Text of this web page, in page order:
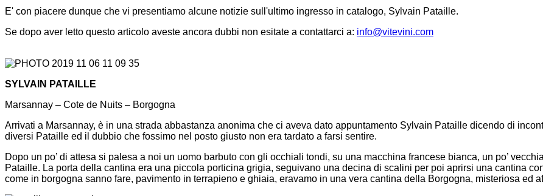
E' con piacere dunque che vi presentiamo alcune notizie sull'ultimo ingresso in catalogo, Sylvain Pataille.
Se dopo aver letto questo articolo aveste ancora dubbi non esitate a contattarci a: info@vitevini.com
SYLVAIN PATAILLE
Marsannay – Cote de Nuits – Borgogna
Arrivati a Marsannay, è in una strada abbastanza anonima che ci aveva dato appuntamento Sylvain Pataille dicendo di
diversi Pataille ed il dubbio che fossimo nel posto giusto non era tardato a farsi sentire.
Dopo un po’ di attesa si palesa a noi un uomo barbuto con gli occhiali tondi, su una macchina francese bianca, un po’
Pataille. La porta della cantina era una piccola porticina grigia, seguivano una decina di scalini per poi aprirsi una cantina
come in borgogna sanno fare, pavimento in terrapieno e ghiaia, eravamo in una vera cantina della Borgogna, misteriosa ed